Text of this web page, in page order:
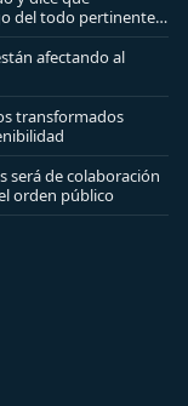
del todo pertinente
afectando al
transformados
será de colaboración
orden público